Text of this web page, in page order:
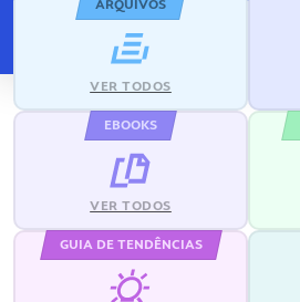
ARQUIVOS
VER TODOS
EBOOKS
VER TODOS
GUIA DE TENDÊNCIAS